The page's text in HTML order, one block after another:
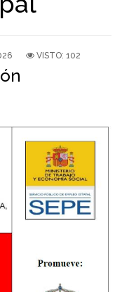
VISTO: 102